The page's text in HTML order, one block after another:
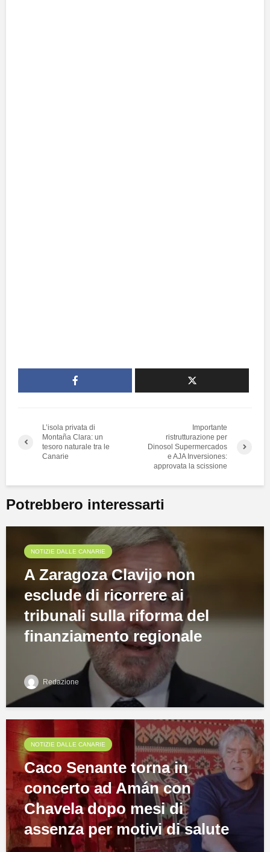
L’isola privata di
Montaña Clara: un
tesoro naturale tra le
Canarie
Importante
ristrutturazione per
Dinosol Supermercados
e AJA Inversiones:
approvata la scissione
Potrebbero interessarti
NOTIZIE DALLE CANARIE
A Zaragoza Clavijo non
esclude di ricorrere ai
tribunali sulla riforma del
finanziamento regionale
Redazione
NOTIZIE DALLE CANARIE
Caco Senante torna in
concerto ad Amán con
Chavela dopo mesi di
assenza per motivi di salute